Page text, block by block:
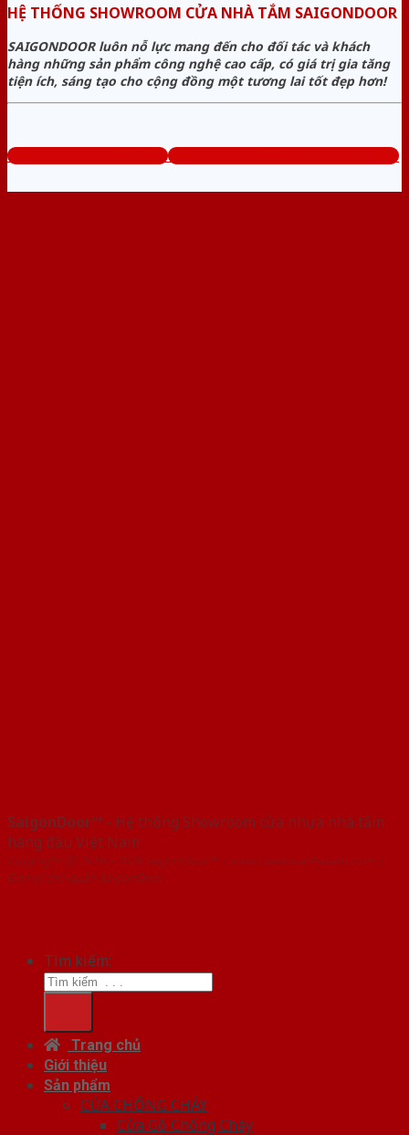
HỆ THỐNG SHOWROOM CỬA NHÀ TẮM SAIGONDOOR
SAIGONDOOR luôn nỗ lực mang đến cho đối tác và khách
hàng những sản phẩm công nghệ cao cấp, có giá trị gia tăng
tiện ích, sáng tạo cho cộng đồng một tương lai tốt đẹp hơn!
www.cuanhuanhatam.com Tổng đài tư vấn miễn phí: 0824.400.400
SaigonDoor™ - Hệ thống Showroom cửa nhựa nhà tắm
hàng đầu Việt Nam
Copyright ⓒ 2016 – 2026 SaigonDoor™ - www.cuanhuanhatam.com |
Đơn vị chủ quản SaigonDoor
Tìm kiếm:
Trang chủ
Giới thiệu
Sản phẩm
CỬA CHỐNG CHÁY
Cửa Gỗ Chống Cháy